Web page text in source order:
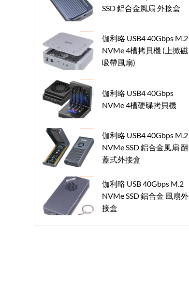
SSD 鋁合金風扇 外接盒
伽利略 USB4 40Gbps M.2
NVMe 4槽拷貝機 (上掀磁
吸帶風扇)
伽利略 USB4 40Gbps
NVMe 4槽硬碟拷貝機
伽利略 USB4 40Gbps M.2
NVMe SSD 鋁合金風扇 翻
蓋式外接盒
伽利略 USB 40Gbps M.2
NVMe SSD 鋁合金 風扇外
接盒